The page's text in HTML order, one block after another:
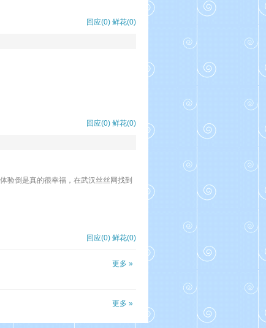
回应(0) 鲜花(0)
回应(0) 鲜花(0)
验倒是真的很幸福，在武汉丝丝网找到
回应(0) 鲜花(0)
更多 »
更多 »